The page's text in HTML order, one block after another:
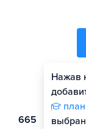
665
Нажав